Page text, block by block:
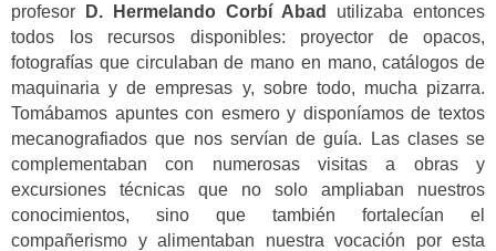
profesor
D. Hermelando Corbí Abad
utilizaba entonces
todos los recursos disponibles: proyector de opacos,
fotografías que circulaban de mano en mano, catálogos de
maquinaria y de empresas y, sobre todo, mucha pizarra.
Tomábamos apuntes con esmero y disponíamos de textos
mecanografiados que nos servían de guía. Las clases se
complementaban con numerosas visitas a obras y
excursiones técnicas que no solo ampliaban nuestros
conocimientos, sino que también fortalecían el
compañerismo y alimentaban nuestra vocación por esta